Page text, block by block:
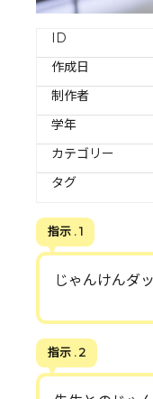
ID
作成日
制作者
学年
カテゴリー
タグ
指示 . 1
じゃんけんダ
指示 . 2